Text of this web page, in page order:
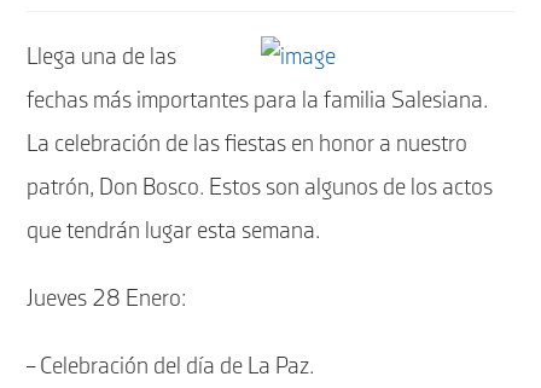
Llega una de las
fechas más importantes para la familia Salesiana.
La celebración de las fiestas en honor a nuestro
patrón, Don Bosco. Estos son algunos de los actos
que tendrán lugar esta semana.
Jueves 28 Enero:
– Celebración del día de La Paz.